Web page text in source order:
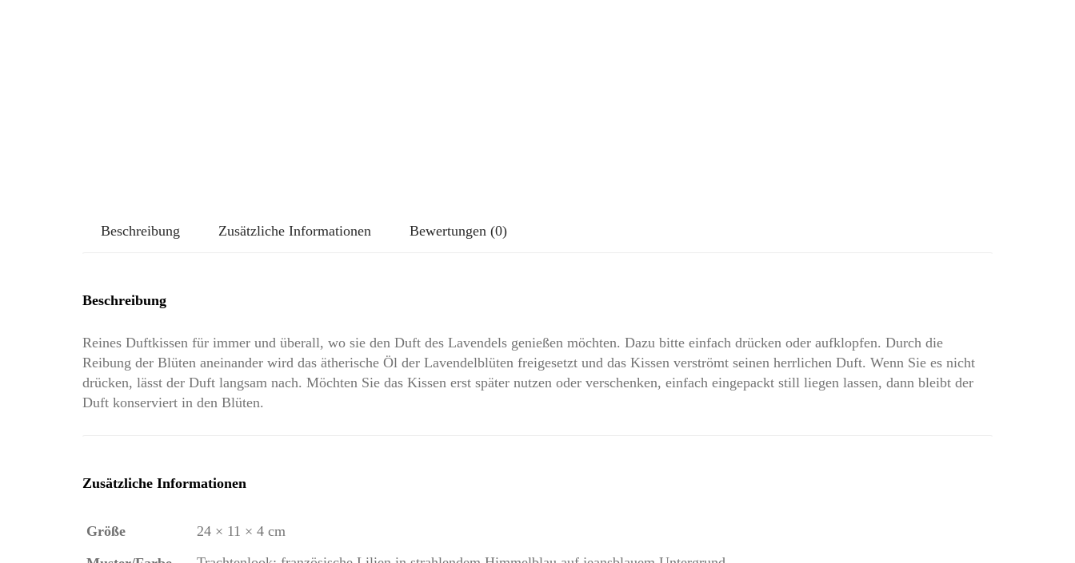
Beschreibung Zusätzliche Informationen Bewertungen (0)
Beschreibung
Reines Duftkissen für immer und überall, wo sie den Duft des Lavendels genießen möchten. Dazu bitte einfach drücken oder aufklopfen. Durch die
Reibung der Blüten aneinander wird das ätherische Öl der Lavendelblüten freigesetzt und das Kissen verströmt seinen herrlichen Duft. Wenn Sie es nicht
drücken, lässt der Duft langsam nach. Möchten Sie das Kissen erst später nutzen oder verschenken, einfach eingepackt still liegen lassen, dann bleibt der
Duft konserviert in den Blüten.
Zusätzliche Informationen
Größe
24 × 11 × 4 cm